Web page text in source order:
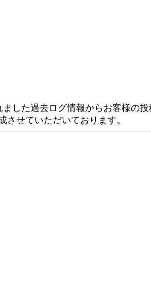
ました過去ログ情報からお客様の
せていただいております。